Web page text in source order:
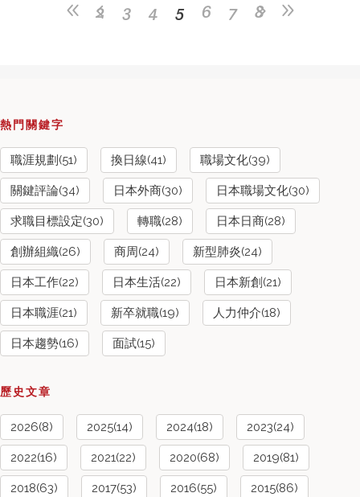
2 3 4 5 6 7 8
熱門關鍵字
職涯規劃(51) 換日線(41) 職場文化(39)
關鍵評論(34) 日本外商(30) 日本職場文化(30)
求職目標設定(30) 轉職(28) 日本日商(28)
創辦組織(26) 商周(24) 新型肺炎(24)
日本工作(22) 日本生活(22) 日本新創(21)
日本職涯(21) 新卒就職(19) 人力仲介(18)
日本趨勢(16) 面試(15)
歷史文章
2026(8) 2025(14) 2024(18) 2023(24)
2022(16) 2021(22) 2020(68) 2019(81)
2018(63) 2017(53) 2016(55) 2015(86)